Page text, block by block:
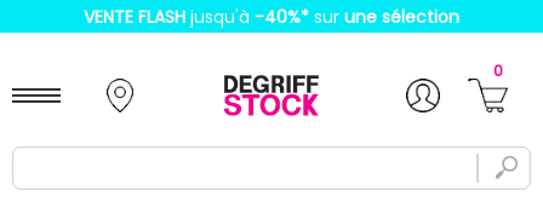
VENTE FLASH jusqu'à -40%* sur une sélection
0